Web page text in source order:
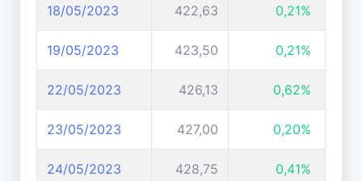
18/05/2023 422,63 0,21%
19/05/2023 423,50 0,21%
22/05/2023 426,13 0,62%
23/05/2023 427,00 0,20%
24/05/2023 428,75 0,41%